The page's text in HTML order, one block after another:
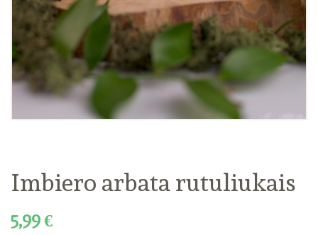
Imbiero arbata rutuliukais
5,99€